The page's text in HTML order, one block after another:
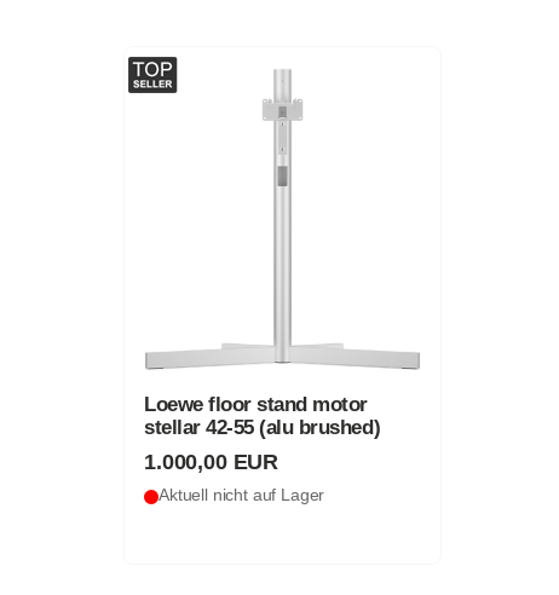
Loewe floor stand motor
stellar 42-55 (alu brushed)
1.000,00 EUR
Aktuell nicht auf Lager